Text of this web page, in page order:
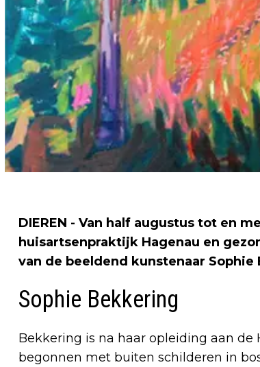
DIEREN - Van half augustus tot en
huisartsenpraktijk Hagenau en
van de beeldend kunstenaar Sophie
Sophie Bekkering
Bekkering is na haar opleiding aan de
begonnen met buiten schilderen in